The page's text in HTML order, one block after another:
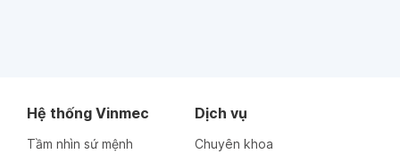
Hệ thống Vinmec
Tầm nhìn sứ mệnh
Dịch vụ
Chuyên khoa